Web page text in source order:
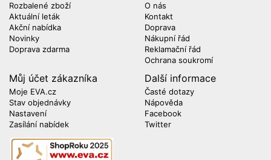
Rozbalené zboží
Aktuální leták
Akční nabídka
Novinky
Doprava zdarma
O nás
Kontakt
Doprava
Nákupní řád
Reklamační řád
Ochrana soukromí
Můj účet zákazníka
Moje EVA.cz
Stav objednávky
Nastavení
Zasílání nabídek
Další informace
Časté dotazy
Nápověda
Facebook
Twitter